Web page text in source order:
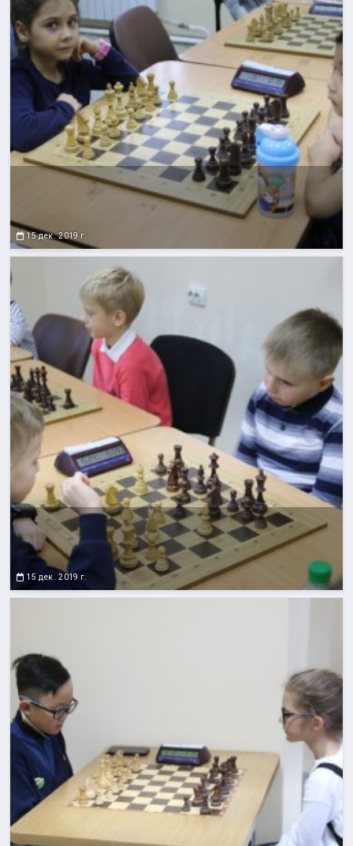
15 дек. 2019 г.
15 дек. 2019 г.